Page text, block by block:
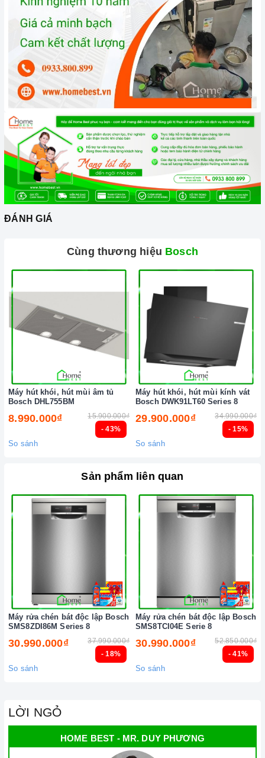
Chế độ hỗ trợ bảo hành linh hoạt:Hướng dẫn sử dụng,
lắp đặt, chế độ bảo hành chính hãng, hậu mãi chuyên
nghiệp, đảm bảo rằng quý khách sẽ có trải nghiệm tuyệt vời
và không gặp bất kỳ khó khăn nào trong quá trình sử dụng
sản phẩm.
Vận chuyển lắp đặt nhanh chóng:Đội ngũ tư vấn viên,
nhân viên và kỹ thuật viên chuyên nghiệp, tận tâm sẽ đồng
hành cùng quý khách trong quá trình mua sắm và sử dụng
sản phẩm.
Đến với Home Best, chúng tôi tự hào cung cấp đến khách hàng
đa dạng các dòng
máy rửa chén BOSCHnổi tiếng, cam kết về
chất lượng và nguồn gốc sản phẩm chính hãng. Chúng tôi tự
tin mang đến cho quý khách hàng dịch vụ chăm sóc khách
hàng tận tâm và chính sách bảo hành, hậu mãi chuyên nghiệp
Xem thêm tại đây:
Home Best Care - Trung tâm bảo trì, sửa
chữa thiết bị nhà bếp cao cấp
ĐÁNH GIÁ
Cùng thương hiệu Bosch
- 43%
Máy hút khói, hút mùi âm tủ
Bosch DHL755BM
8.990.000₫ 15.900.000₫
So sánh
- 15%
Máy hút khói, hút mùi kính vát
Bosch DWK91LT60 Series 8
29.900.000₫ 34.990.000₫
So sánh
Sản phẩm liên quan
- 18%
Máy rửa chén bát độc lập Bosch
SMS8ZDI86M Series 8
30.990.000₫ 37.990.000₫
So sánh
- 41%
Máy rửa chén bát độc lập Bosch
SMS8TCI04E Serie 8
30.990.000₫ 52.850.000₫
So sánh
LỜI NGỎ
HOME BEST - MR. DUY PHƯƠNG